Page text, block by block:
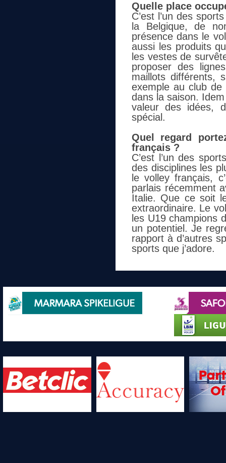
Quelle place
C’est l’un des
la Belgique, de
présence dans le
aussi les produits
les vestes de
proposer des
maillots différents,
exemple au club
dans la saison.
valeur des idées,
spécial.
Quel regard
français ?
C’est l’un des
des disciplines les
le volley français,
parlais récemment
Italie. Que ce soit
extraordinaire. Le
les U19 champions
un potentiel. Je
rapport à d’autres
sports que j’adore.